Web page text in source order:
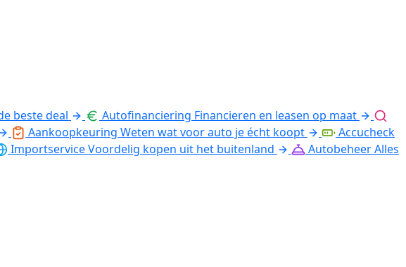
beste deal Autofinanciering Financieren en leasen op maat
Aankoopkeuring Weten wat voor auto je écht koopt
Accucheck
ImportserviceVoordelig kopen uit het buitenland AutobeheerAlles